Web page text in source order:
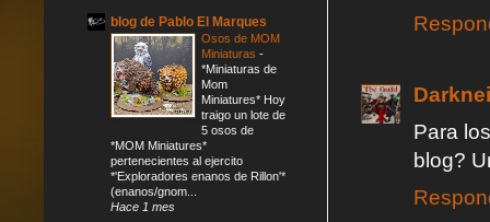
Para
blog?
blog de Pablo El Marques
Osos de MOM
Miniaturas -
*Miniaturas de
Mom
Miniatures* Hoy
traigo un lote de
5 osos de
*MOM Miniatures*
pertenecientes al ejercito
*'Exploradores enanos de Rillon'*
(enanos/gnom...
Hace 1 mes